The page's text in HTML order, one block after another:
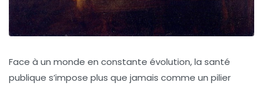
Face à un monde en constante évolution, la santé
publique s’impose plus que jamais comme un pilier